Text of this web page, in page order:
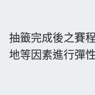
抽籤完成後之賽
地等因素進行彈